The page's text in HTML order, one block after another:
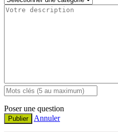
Poser une question
Publier Annuler